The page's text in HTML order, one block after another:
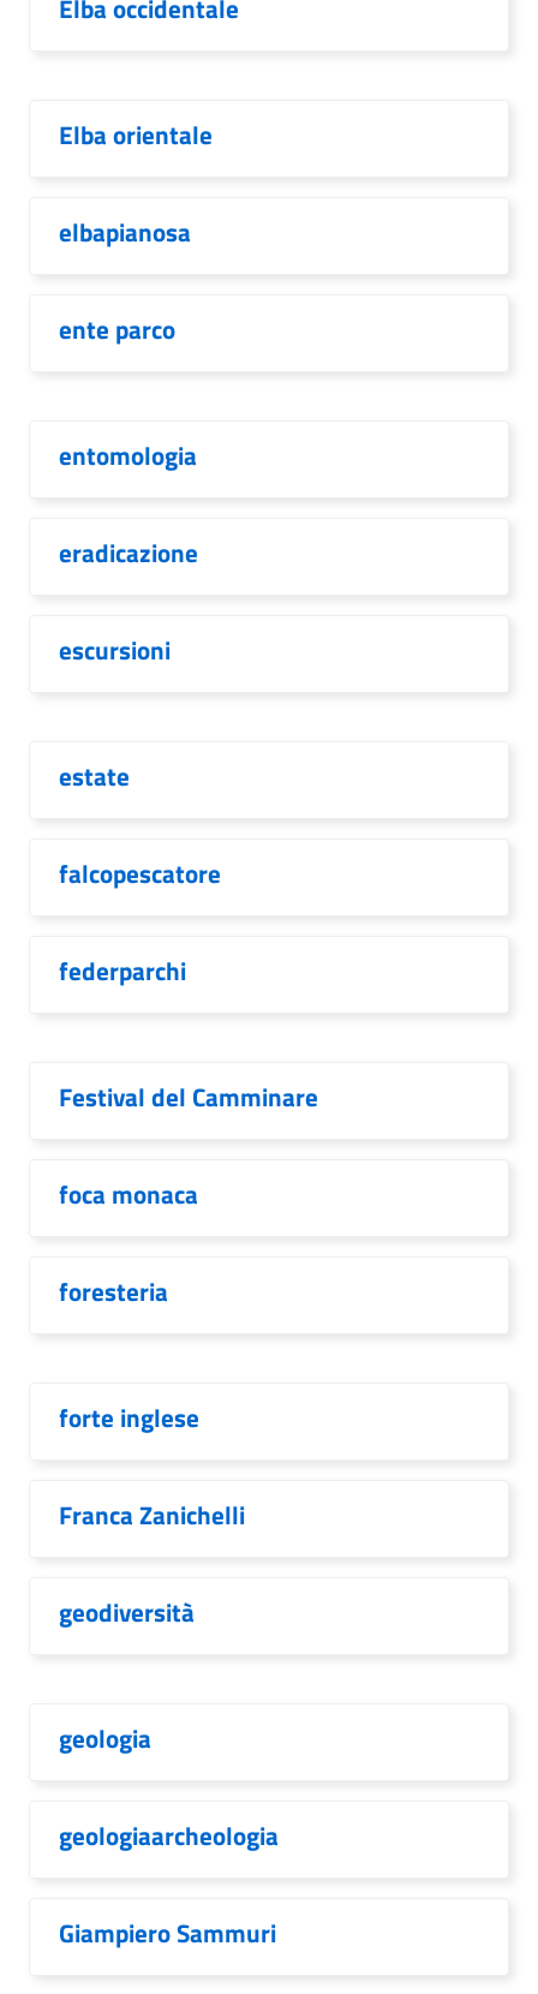
Elba occidentale
Elba orientale
elbapianosa
ente parco
entomologia
eradicazione
escursioni
estate
falcopescatore
federparchi
Festival del Camminare
foca monaca
foresteria
forte inglese
Franca Zanichelli
geodiversità
geologia
geologiaarcheologia
Giampiero Sammuri